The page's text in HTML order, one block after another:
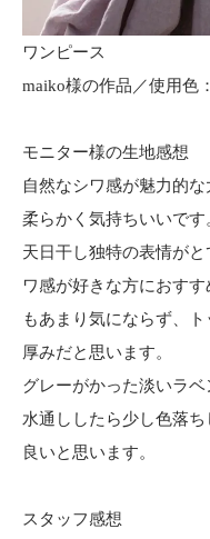
ワンピース
maiko様の作品／使用色
モニター様の生地感
自然なシワ感が魅力的
柔らかく気持ちいいです
天日干し独特の表情が
ワ感が好きな方におす
もあまり気にならず、
厚みだと思います。
グレーがかった淡いラベ
水通ししたら少し色落
良いと思います。
スタッフ感想